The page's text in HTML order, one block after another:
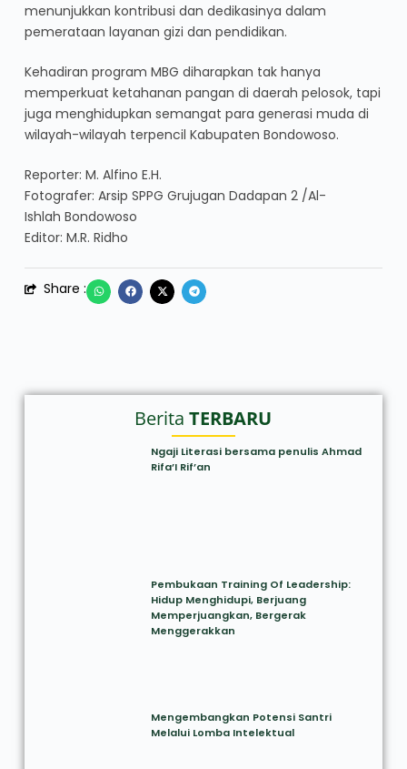
menunjukkan kontribusi dan dedikasinya dalam
pemerataan layanan gizi dan pendidikan.
Kehadiran program MBG diharapkan tak hanya
memperkuat ketahanan pangan di daerah pelosok, tapi
juga menghidupkan semangat para generasi muda di
wilayah-wilayah terpencil Kabupaten Bondowoso.
Reporter: M. Alfino E.H.
Fotografer: Arsip SPPG Grujugan Dadapan 2 /Al-
Ishlah Bondowoso
Editor: M.R. Ridho
Share :
BeritaTERBARU
Ngaji Literasi bersama penulis Ahmad
Rifa’I Rif’an
Pembukaan Training Of Leadership:
Hidup Menghidupi, Berjuang
Memperjuangkan, Bergerak
Menggerakkan
Mengembangkan Potensi Santri
Melalui Lomba Intelektual